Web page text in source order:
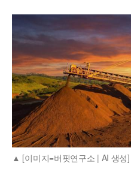
[이미지=버핏연구소 | AI 생성]